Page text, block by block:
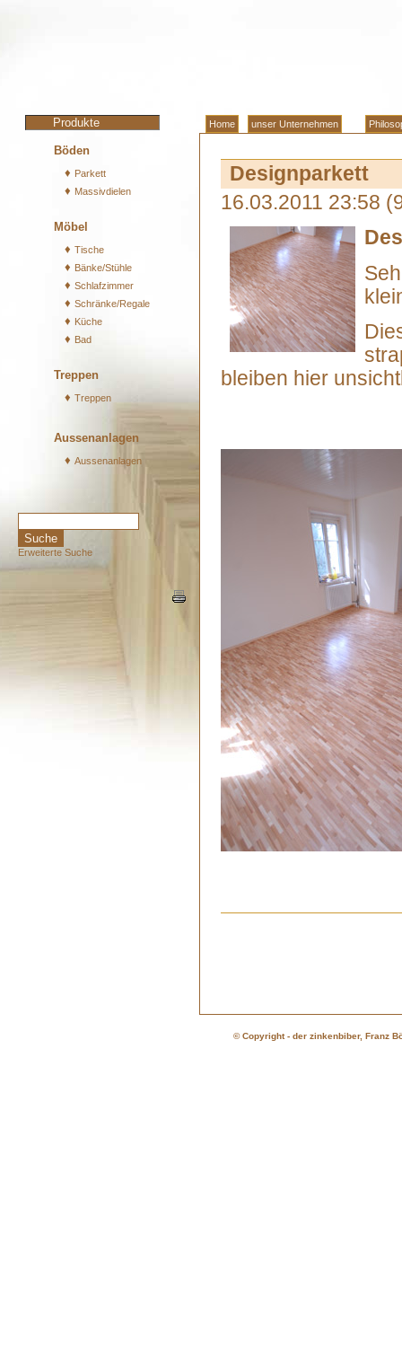
Produkte Home unser Unternehmen
Böden
♦ Parkett
♦ Massivdielen
Möbel
♦ Tische
♦ Bänke/Stühle
♦ Schlafzimmer
♦ Schränke/Regale
♦ Küche
♦ Bad
Treppen
♦ Treppen
Aussenanlagen
♦ Aussenanlagen
Erweiterte Suche
Designparkett
16.03.2011 23:58 (
bleiben hier
© Copyright - der zinkenbiber, Franz